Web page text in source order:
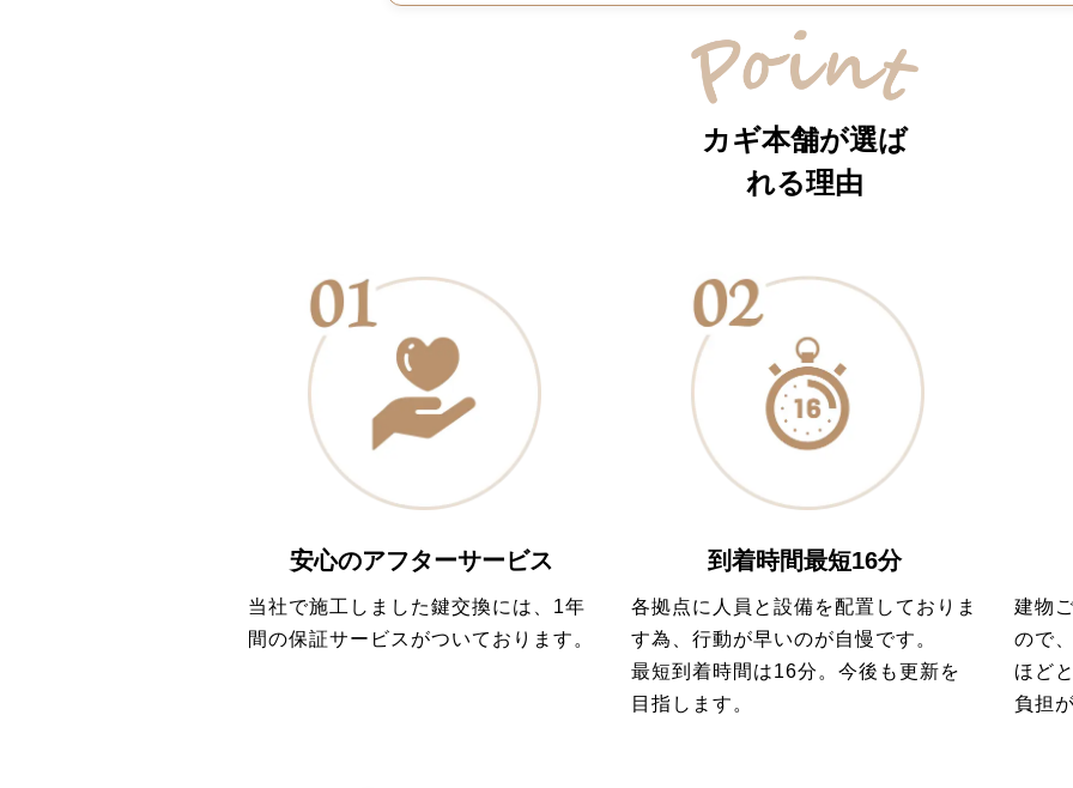
カギ本舗が選ば
れる理由
安心のアフターサービス
当社で施工しました鍵交換には、1年
間の保証サービスがついております。
到着時間最短16分
各拠点に人員と設備を配置しておりま
す為、行動が早いのが自慢です。
最短到着時間は16分。今後も更新を
目指します。
建物
ので
ほど
負担